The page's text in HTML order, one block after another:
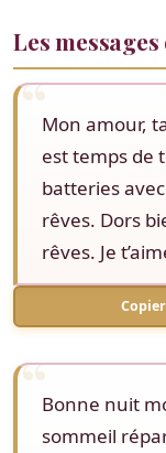
Les
Mon amour,
est temps de
batteries
rêves. Dors
rêves. Je
Bonne nuit
sommeil